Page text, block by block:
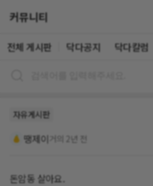
커뮤니티
전체 게시판 닥다공지 닥다칼럼
자유게시판
땡제이 거의 2년 전
돈암동 살아요.